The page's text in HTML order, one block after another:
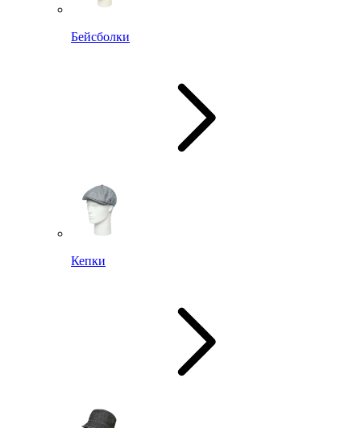
Бейсболки
Кепки